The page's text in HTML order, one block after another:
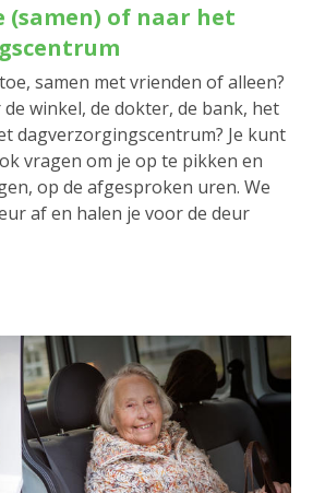
(samen) of naar het
samen met vrienden of alleen?
winkel, de dokter, de bank, het
dagverzorgingscentrum? Je kunt
vragen om je op te pikken en
op de afgesproken uren. We
af en halen je voor de deur